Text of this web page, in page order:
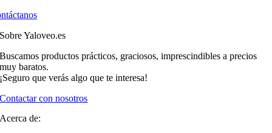
Sobre Yaloveo.es
Buscamos productos prácticos, graciosos, imprescindibles a precios
muy baratos.
¡Seguro que verás algo que te interesa!
Contactar con nosotros
Acerca de: